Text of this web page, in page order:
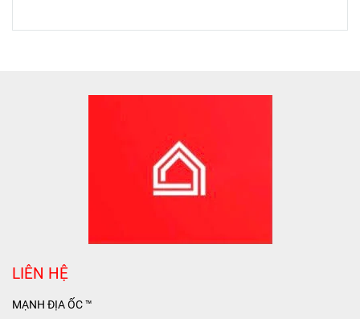
LIÊN HỆ
MẠNH ĐỊA ỐC ™